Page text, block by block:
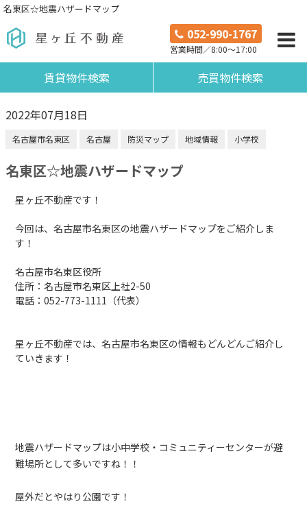
名東区☆地震ハザードマップ
052-990-1767
営業時間／8:00～17:00
賃貸物件検索 売買物件検索
2022年07月18日
名古屋市名東区 名古屋 防災マップ 地域情報 小学校
名東区☆地震ハザードマップ
星ヶ丘不動産です！
今回は、名古屋市名東区の地震ハザードマップをご紹介しま
す！
名古屋市名東区役所
住所：名古屋市名東区上社2-50
電話：052-773-1111（代表）
星ヶ丘不動産では、名古屋市名東区の情報もどんどんご紹介し
ていきます！
地震ハザードマップは小中学校・コミュニティーセンターが避
難場所として多いですね！！
屋外だとやはり公園です！